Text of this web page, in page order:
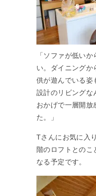
「ソファが低い
い。ダイニングか
供が遊んでいる姿
設計のリビングな
おかげで一層開放
た。」
Tさんにお気に入
階のロフトとのこ
なる予定です。